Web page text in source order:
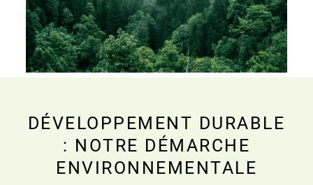
DÉVELOPPEMENT DURABLE
: NOTRE DÉMARCHE
ENVIRONNEMENTALE